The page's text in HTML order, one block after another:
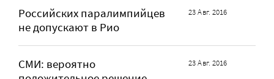
Российских паралимпийцев
не допускают в Рио
23 Авг. 2016
СМИ: вероятно
23 Авг. 2016